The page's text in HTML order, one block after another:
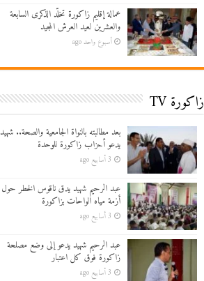
عمالة إقليم زاكورة تخلّد الذكرى السابعة
والعشرين لعيد العرش المجيد
أسبوع واحد ago
زاكورة TV
بعد مطالبته بالنواة الجامعية والصحة.. شهيد
يدعو أحزاب زاكورة للوحدة
3 أسابيع ago
عبد الرحيم شهيد يدق ناقوس الخطر حول
أزمة مياه الواحات بزاكورة
3 أسابيع ago
عبد الرحيم شهيد يدعو إلى وضع مصلحة
زاكورة فوق كل اعتبار
3 أسابيع ago